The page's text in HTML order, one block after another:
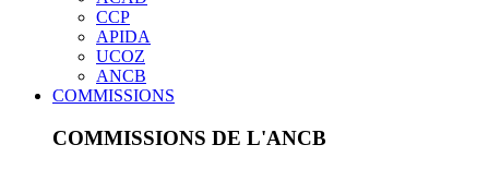
CCP
APIDA
UCOZ
ANCB
COMMISSIONS
COMMISSIONS DE L'ANCB